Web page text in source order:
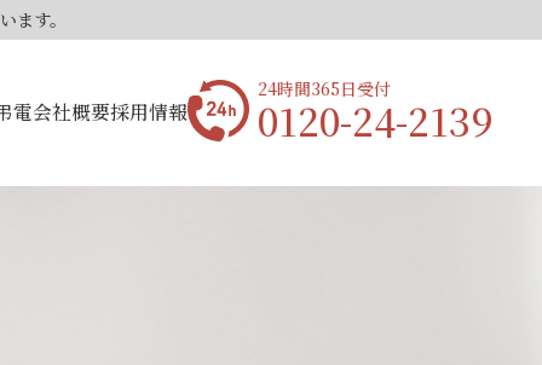
ます。
電会社概要採用情報
24時間365日受付
0120-24-2139